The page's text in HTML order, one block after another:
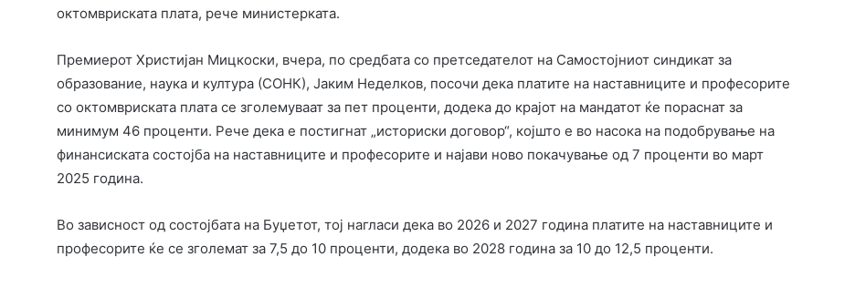
октомвриската плата, рече министерката.
Премиерот Христијан Мицкоски, вчера, по средбата со претседателот на Самостојниот синдикат за
образование, наука и култура (СОНК), Јаким Неделков, посочи дека платите на наставниците и професорите
со октомвриската плата се зголемуваат за пет проценти, додека до крајот на мандатот ќе пораснат за
минимум 46 проценти. Рече дека е постигнат „историски договор“, којшто е во насока на подобрување на
финансиската состојба на наставниците и професорите и најави ново покачување од 7 проценти во март
2025 година.
Во зависност од состојбата на Буџетот, тој нагласи дека во 2026 и 2027 година платите на наставниците и
професорите ќе се зголемат за 7,5 до 10 проценти, додека во 2028 година за 10 до 12,5 проценти.